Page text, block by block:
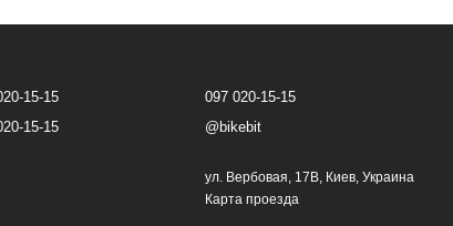
15-15
15-15
097 020-15-15
@bikebit
ул. Вербовая, 17В, Киев, Украина
Карта проезда